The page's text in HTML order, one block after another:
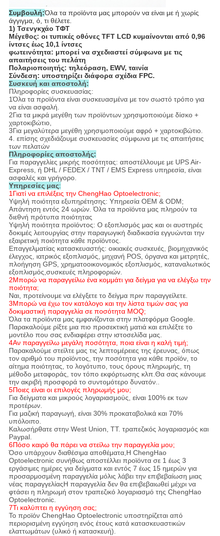
Συμβουλή:Όλα τα προϊόντα μας μπορούν να είναι με ή χωρίς
άγγιγμα, ό, τι θέλετε.
1) Τσενγκχάο ΤΦΤ
Μέγεθος: οι τυπικές οθόνες TFT LCD κυμαίνονται από 0,96
ίντσες έως 10,1 ίντσες
φωτεινότητα: μπορεί να σχεδιαστεί σύμφωνα με τις
απαιτήσεις του πελάτη
Πολαριοποιητής: τηλεόραση, EWV, ταινία
Σύνδεση: υποστηρίζει διάφορα σχέδια FPC.
Συσκευή και αποστολή:
Πληροφορίες συσκευασίας:
1Όλα τα προϊόντα είναι συσκευασμένα με τον σωστό τρόπο για
να είναι ασφαλή.
2Για τα μικρά μεγέθη των προϊόντων χρησιμοποιούμε δίσκο +
χαρτοκιβώτιο,
3Για μεγαλύτερα μεγέθη χρησιμοποιούμε αφρό + χαρτοκιβώτιο.
4. επίσης σχεδιάζουμε συσκευασίες σύμφωνα με τις απαιτήσεις
των πελατών
Πληροφορίες αποστολής:
Για παραγγελίες μικρής ποσότητας: αποστέλλουμε με UPS Air-
Express, ή DHL / FEDEX / TNT / EMS Express υπηρεσία, είναι
ασφαλές και γρήγορο.
Υπηρεσίες μας:
1Γιατί να επιλέξεις την ChengHao Optoelectronic;
Υψηλή ποιότητα εξυπηρέτησης: Υπηρεσία OEM & ODM;
Απάντηση εντός 24 ωρών. Όλα τα προϊόντα μας πληρούν τα
διεθνή πρότυπα ποιότητας
Υψηλή ποιότητα προϊόντος: Ο εξοπλισμός μας και οι αυστηρές
δοκιμές λειτουργίας στην παραγωγική διαδικασία εγγυώνται την
εξαιρετική ποιότητα κάθε προϊόντος.
Επαγγελματίας κατασκευαστής: οικιακές συσκευές, βιομηχανικός
έλεγχος, ιατρικός εξοπλισμός, μηχανή POS, όργανα και μετρητές,
πλοήγηση GPS, χρηματοοικονομικός εξοπλισμός, καταναλωτικός
εξοπλισμός,συσκευές πληροφοριών.
2Μπορώ να παραγγείλω ένα κομμάτι για δείγμα για να ελέγξω την
ποιότητα;
Ναι, προτείνουμε να ελέγξετε το δείγμα πριν παραγγείλετε.
3Μπορώ να έχω τον κατάλογο και την λίστα τιμών σας για
δοκιμαστική παραγγελία σε ποσότητα MOQ;
Όλα τα προϊόντα μας εμφανίζονται στην πλατφόρμα Google.
Παρακαλούμε ρίξτε μια πιο προσεκτική ματιά και επιλέξτε το
μοντέλο που σας ενδιαφέρει στην ιστοσελίδα μας.
4Αν παραγγείλω μεγάλη ποσότητα, ποια είναι η καλή τιμή;
Παρακαλούμε στείλτε μας τις λεπτομέρειες της έρευνας, όπως
τον αριθμό του προϊόντος, την ποσότητα για κάθε προϊόν, το
αίτημα ποιότητας, το λογότυπο, τους όρους πληρωμής, τη
μέθοδο μεταφοράς, τον τόπο εκφόρτωσης κλπ.Θα σας κάνουμε
την ακριβή προσφορά το συντομότερο δυνατόν..
5Ποιες είναι οι επιλογές πληρωμής μου;
Για δείγματα και μικρούς λογαριασμούς, είναι 100% εκ των
προτέρων.
Για μαζική παραγωγή, είναι 30% προκαταβολικά και 70%
υπόλοιπο.
Καλωσήρθατε στην West Union, TT. τραπεζικός λογαριασμός και
Paypal.
6Πόσο καιρό θα πάρει να στείλω την παραγγελία μου;
Όσο υπάρχουν διαθέσιμα αποθέματα,Η ChengHao
Optoelectronic συνήθως αποστέλλει προϊόντα σε 1 έως 3
εργάσιμες ημέρες για δείγματα και εντός 7 έως 15 ημερών για
προσαρμοσμένη παραγγελία μόλις λάβει την επιβεβαίωση μιας
νέας παραγγελίαςΗ παραγγελία δεν θα επιβεβαιωθεί μέχρι να
φτάσει η πληρωμή στον τραπεζικό λογαριασμό της ChengHao
Optoelectronic.
7Τι καλύπτει η εγγύηση σας;
Το προϊόν ChengHao Optoelectronic υποστηρίζεται από
περιορισμένη εγγύηση ενός έτους κατά κατασκευαστικών
ελαττωμάτων (υλικό ή κατασκευή).